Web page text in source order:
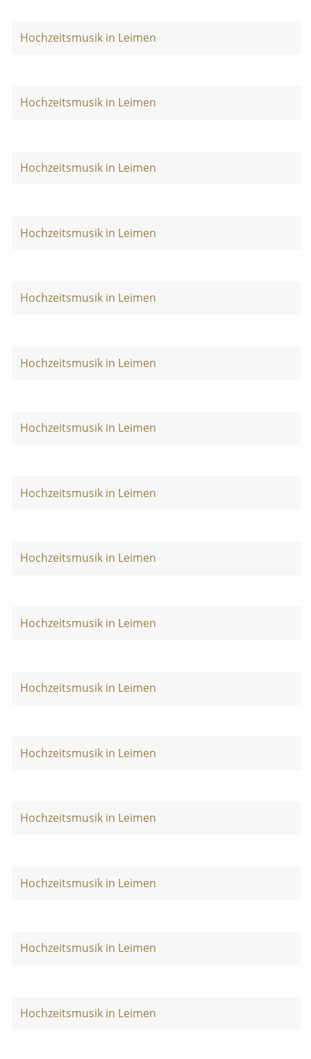
Hochzeitsmusik in Leimen
Hochzeitsmusik in Leimen
Hochzeitsmusik in Leimen
Hochzeitsmusik in Leimen
Hochzeitsmusik in Leimen
Hochzeitsmusik in Leimen
Hochzeitsmusik in Leimen
Hochzeitsmusik in Leimen
Hochzeitsmusik in Leimen
Hochzeitsmusik in Leimen
Hochzeitsmusik in Leimen
Hochzeitsmusik in Leimen
Hochzeitsmusik in Leimen
Hochzeitsmusik in Leimen
Hochzeitsmusik in Leimen
Hochzeitsmusik in Leimen